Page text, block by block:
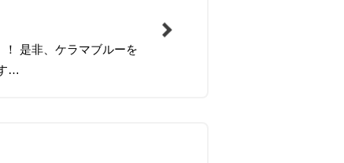
是非、ケラマブルーを
…